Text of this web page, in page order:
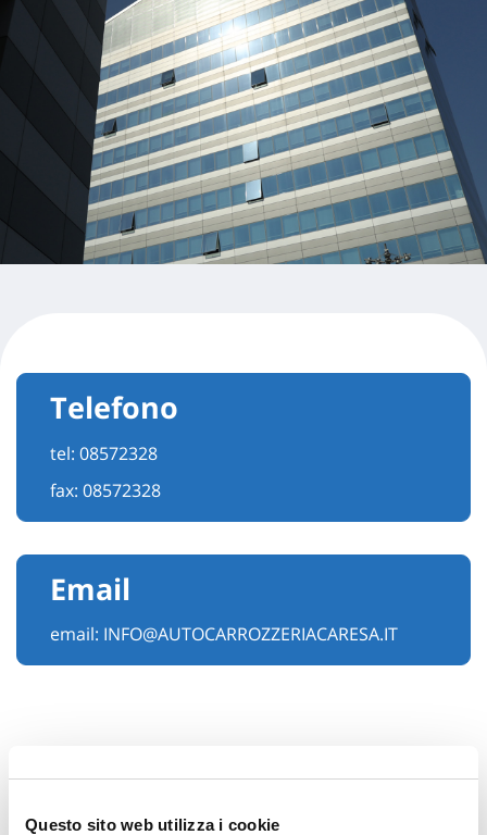
Questo sito web utilizza i cookie
Telefono
tel: 08572328
fax: 08572328
Email
email: INFO@AUTOCARROZZERIACARESA.IT